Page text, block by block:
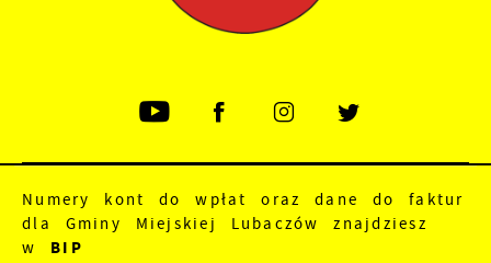
Numery kont do wpłat oraz dane do faktur
dla Gminy Miejskiej Lubaczów znajdziesz
w BIP